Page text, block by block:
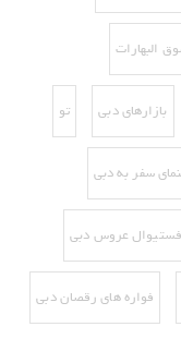
البهارات
بازارهای دبی تو
سفر به دبی
فستیوال عروس دبی
فواره های رقصان دبی